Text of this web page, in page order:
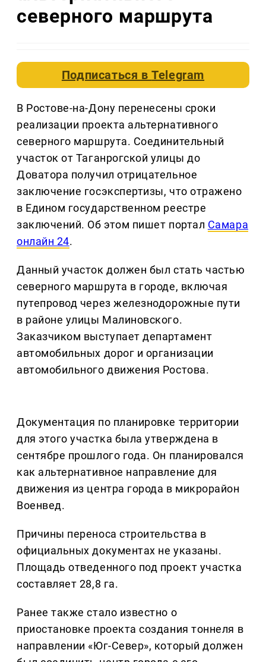
северного маршрута
Подписаться вTelegram
В Ростове-на-Дону перенесены сроки
реализации проекта альтернативного
северного маршрута. Соединительный
участок от Таганрогской улицы до
Доватора получил отрицательное
заключение госэкспертизы, что отражено
в Едином государственном реестре
заключений. Об этом пишет портал Самара
онлайн 24.
Данный участок должен был стать частью
северного маршрута в городе, включая
путепровод через железнодорожные пути
в районе улицы Малиновского.
Заказчиком выступает департамент
автомобильных дорог и организации
автомобильного движения Ростова.
Документация по планировке территории
для этого участка была утверждена в
сентябре прошлого года. Он планировался
как альтернативное направление для
движения из центра города в микрорайон
Военвед.
Причины переноса строительства в
официальных документах не указаны.
Площадь отведенного под проект участка
составляет 28,8 га.
Ранее также стало известно о
приостановке проекта создания тоннеля в
направлении «Юг-Север», который должен